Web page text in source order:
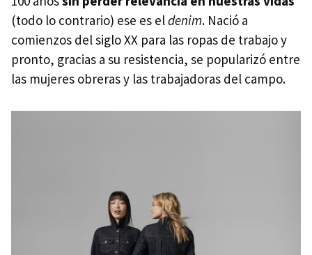
(todo lo contrario) ese es eldenim. Nació a
comienzos del siglo XX para las ropas de trabajo y
pronto, gracias a su resistencia, se popularizó entre
las mujeres obreras y las trabajadoras del campo.